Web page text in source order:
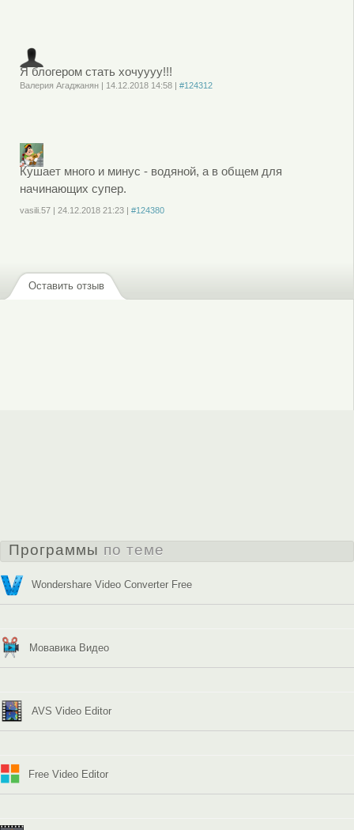
Я блогером стать хочуууу!!!
Валерия Агаджанян| 14.12.2018 14:58| #124312
Кушает много и минус - водяной, а в общем для
начинающих супер.
vasili.57| 24.12.2018 21:23| #124380
Оставить отзыв
Программы по теме
Wondershare Video Converter Free
Мовавика Видео
AVS Video Editor
Free Video Editor